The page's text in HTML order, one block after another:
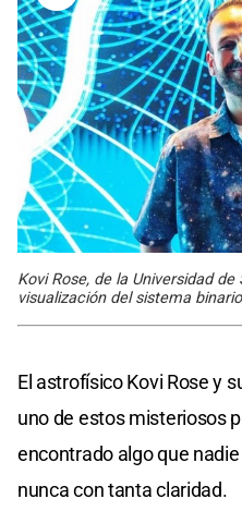
Kovi Rose, de la Universidad
visualización del sistema
El astrofísico Kovi Rose y
uno de estos misteriosos
encontrado algo que
nunca con tanta claridad.